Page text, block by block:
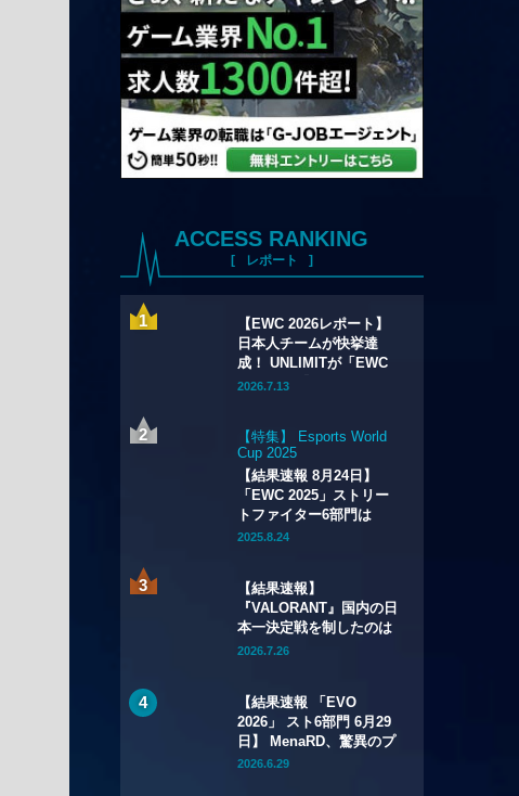
ACCESS RANKING
レポート
【EWC 2026レポート】
日本人チームが快挙達
成！ UNLIMITが「EWC
2026」の『Apex
2026.7.13
【特集】 Esports World
Cup 2025
【結果速報 8月24日】
「EWC 2025」ストリー
トファイター6部門は
Xiaohaiが2連覇！
2025.8.24
【結果速報】
『VALORANT』国内の日
本一決定戦を制したのは
QT DIG∞——VCJ 2026
2026.7.26
【結果速報 「EVO
2026」 スト6部門 6月29
日】 MenaRD、驚異のプ
レミア大会2連覇！
2026.6.29